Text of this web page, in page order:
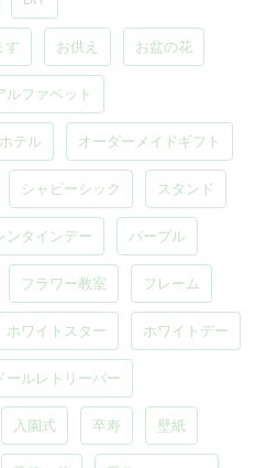
す お供え お盆の花
ルファベット
テル オーダーメイドギフト
シャビーシック スタンド
ンタインデー パープル
フラワー教室 フレーム
ホワイトスター ホワイトデー
ールレトリーバー
入園式 卒寿 壁紙